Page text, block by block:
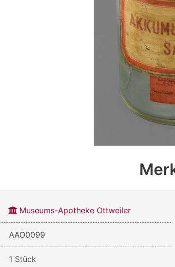
Museums-Apotheke Ottweiler
AAO0099
1 Stück